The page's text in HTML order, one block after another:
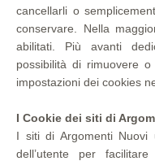
cancellarli o
conservare. Nella
abilitati. Più avanti
possibilità di rimuovere
impostazioni dei cookies
I Cookie dei siti di
I siti di Argomenti
dell’utente per